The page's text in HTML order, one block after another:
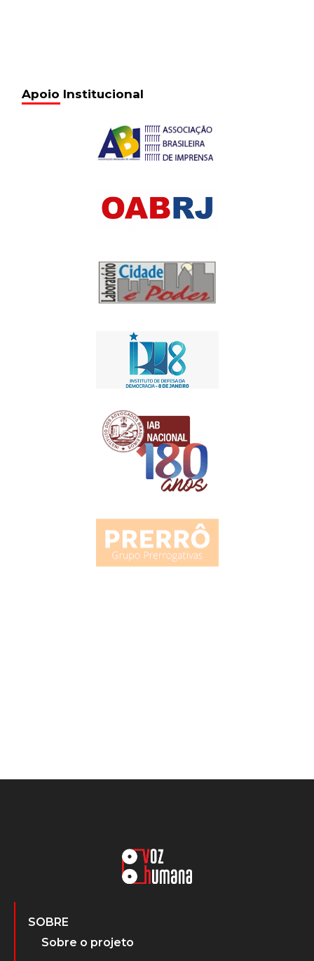
Apoio Institucional
SOBRE
Sobre o projeto